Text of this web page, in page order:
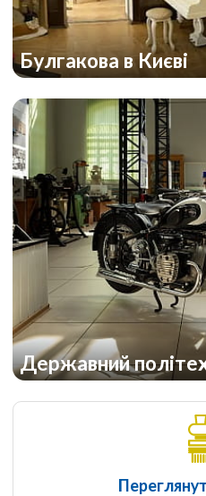
Булгакова в Києві
Державний